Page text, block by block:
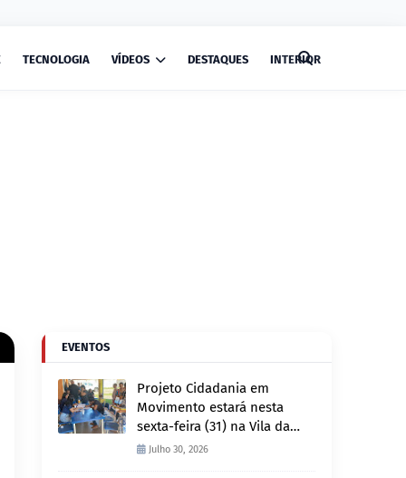
TECNOLOGIA VÍDEOS DESTAQUES INTERIOR
EVENTOS
Projeto Cidadania em
Movimento estará nesta
sexta-feira (31) na Vila da
Penha e sábado (1º) em
Julho 30, 2026